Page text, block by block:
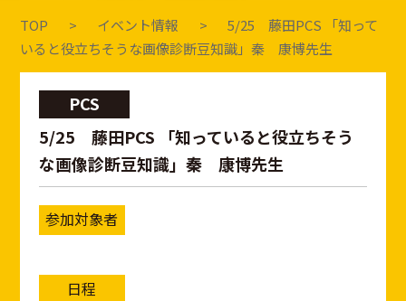
TOP イベント情報
5/25 藤田PCS 「知って
いると役立ちそうな画像診断豆知識」秦 康博先生
PCS
5/25 藤田PCS 「知っていると役立ちそう
な画像診断豆知識」秦 康博先生
参加対象者
日程